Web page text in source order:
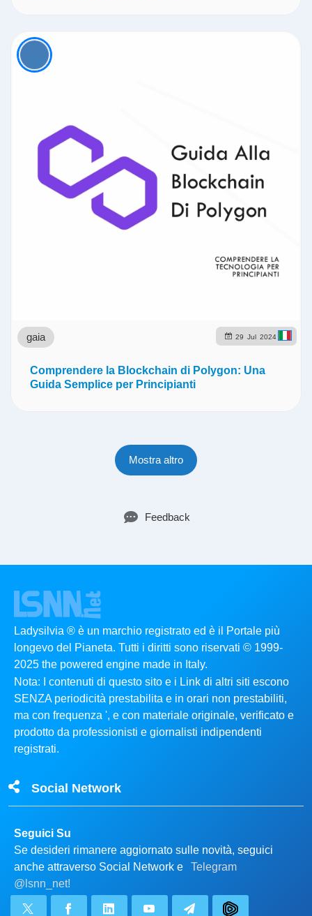
29 Jul 2024
gaia
Comprendere la Blockchain di Polygon: Una
Guida Semplice per Principianti
Mostra altro
Feedback
Ladysilvia ® è un marchio registrato ed è il Portale più
longevo del Pianeta. Tutti i diritti sono riservati © 1999-
2025 the powered engine made in Italy.
Nota: I contenuti di questo sito e i Link di altri siti escono
SENZA periodicità prestabilita e in orari non prestabiliti,
ma con frequenza ', e con materiale originale, verificato e
prodotto da professionisti e giornalisti indipendenti
registrati.
Social Network
Seguici Su
Se desideri rimanere aggiornato sulle novità, seguici
anche attraverso Social Network e
Telegram
@lsnn_net!